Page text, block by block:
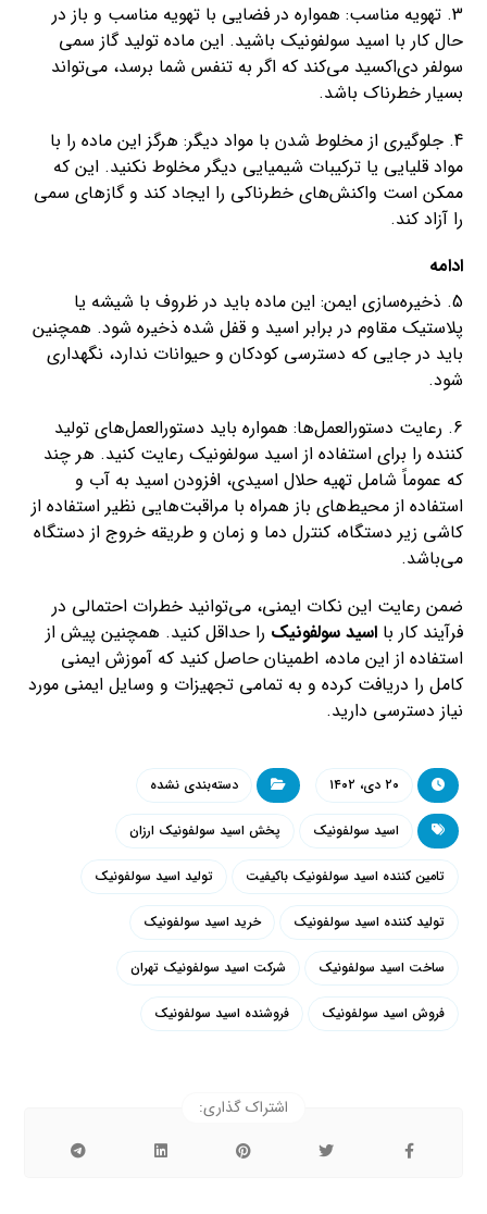
3. تهویه مناسب: همواره در فضایی با تهویه مناسب و باز در
حال کار با اسید سولفونیک باشید. این ماده تولید گاز سمی
سولفر دی‌اکسید می‌کند که اگر به تنفس شما برسد، می‌تواند
بسیار خطرناک باشد.
4. جلوگیری از مخلوط شدن با مواد دیگر: هرگز این ماده را با
مواد قلیایی یا ترکیبات شیمیایی دیگر مخلوط نکنید. این که
ممکن است واکنش‌های خطرناکی را ایجاد کند و گازهای سمی
را آزاد کند.
ادامه
5. ذخیره‌سازی ایمن: این ماده باید در ظروف با شیشه یا
پلاستیک مقاوم در برابر اسید و قفل شده ذخیره شود. همچنین
باید در جایی که دسترسی کودکان و حیوانات ندارد، نگهداری
شود.
6. رعایت دستورالعمل‌ها: همواره باید دستورالعمل‌های تولید
کننده را برای استفاده از اسید سولفونیک رعایت کنید. هر چند
که عموماً شامل تهیه حلال اسیدی، افزودن اسید به آب و
استفاده از محیط‌های باز همراه با مراقبت‌هایی نظیر استفاده از
کاشی زیر دستگاه، کنترل دما و زمان و طریقه خروج از دستگاه
می‌باشد.
ضمن رعایت این نکات ایمنی، می‌توانید خطرات احتمالی در
فرآیند کار بااسید سولفونیک را حداقل کنید. همچنین پیش از
استفاده از این ماده، اطمینان حاصل کنید که آموزش ایمنی
کامل را دریافت کرده و به تمامی تجهیزات و وسایل ایمنی مورد
نیاز دسترسی دارید.
۲۰ دی، ۱۴۰۲ دسته‌بندی نشده
اسید سولفونیک پخش اسید سولفونیک ارزان
تامین کننده اسید سولفونیک باکیفیت تولید اسید سولفونیک
تولید کننده اسید سولفونیک خرید اسید سولفونیک
ساخت اسید سولفونیک شرکت اسید سولفونیک تهران
فروش اسید سولفونیک فروشنده اسید سولفونیک